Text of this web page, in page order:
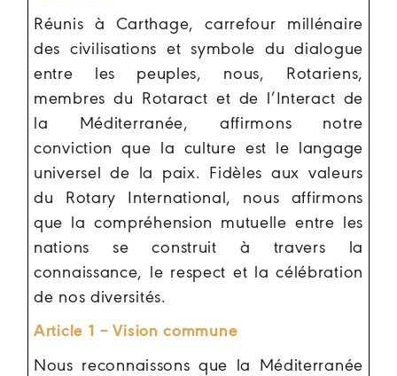
Réunis à Carthage, carrefour millénaire
des civilisations et symbole du dialogue
entre les peuples, nous, Rotariens,
membres du Rotaract et de l’Interact de
la Méditerranée, affirmons notre
conviction que la culture est le langage
universel de la paix. Fidèles aux valeurs
du Rotary International, nous affirmons
que la compréhension mutuelle entre les
nations se construit à travers la
connaissance, le respect et la célébration
de nos diversités.
Article 1 – Vision commune
Nous reconnaissons que la Méditerranée